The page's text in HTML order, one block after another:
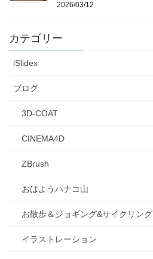
2026/03/12
カテゴリー
iSlidex
ブログ
3D-COAT
CINEMA4D
ZBrush
おはようハナコ山
お散歩＆ジョギング&サイクリング
イラストレーション